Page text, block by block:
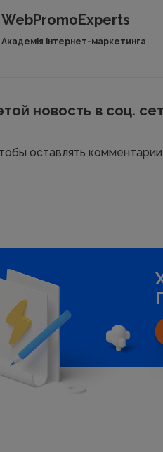
WebPromoExperts
Академія інтернет-маркетинга
новость в соц.
оставлять комментарии